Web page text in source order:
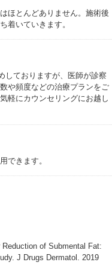
ほとんどありません。施術後
着いていきます。
しておりますが、医師が診察
や頻度などの治療プランをご
軽にカウンセリングにお越し
できます。
of Submental Fat:
J Drugs Dermatol. 2019